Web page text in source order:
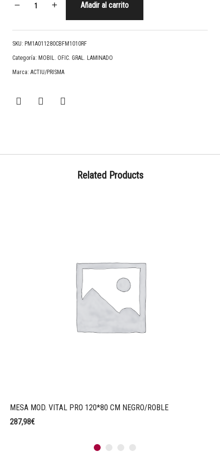
Añadir al carrito
SKU: PM1A011280CBFM1010RF
Categoría: MOBIL. OFIC. GRAL. LAMINADO
Marca: ACTIU/PRISMA
Related Products
MESA MOD. VITAL PRO 120*80 CM NEGRO/ROBLE
287,98€